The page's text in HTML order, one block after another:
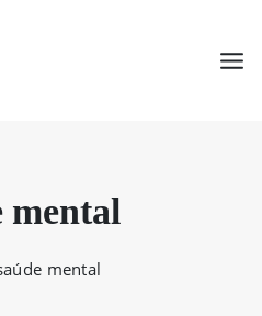
mental
mental